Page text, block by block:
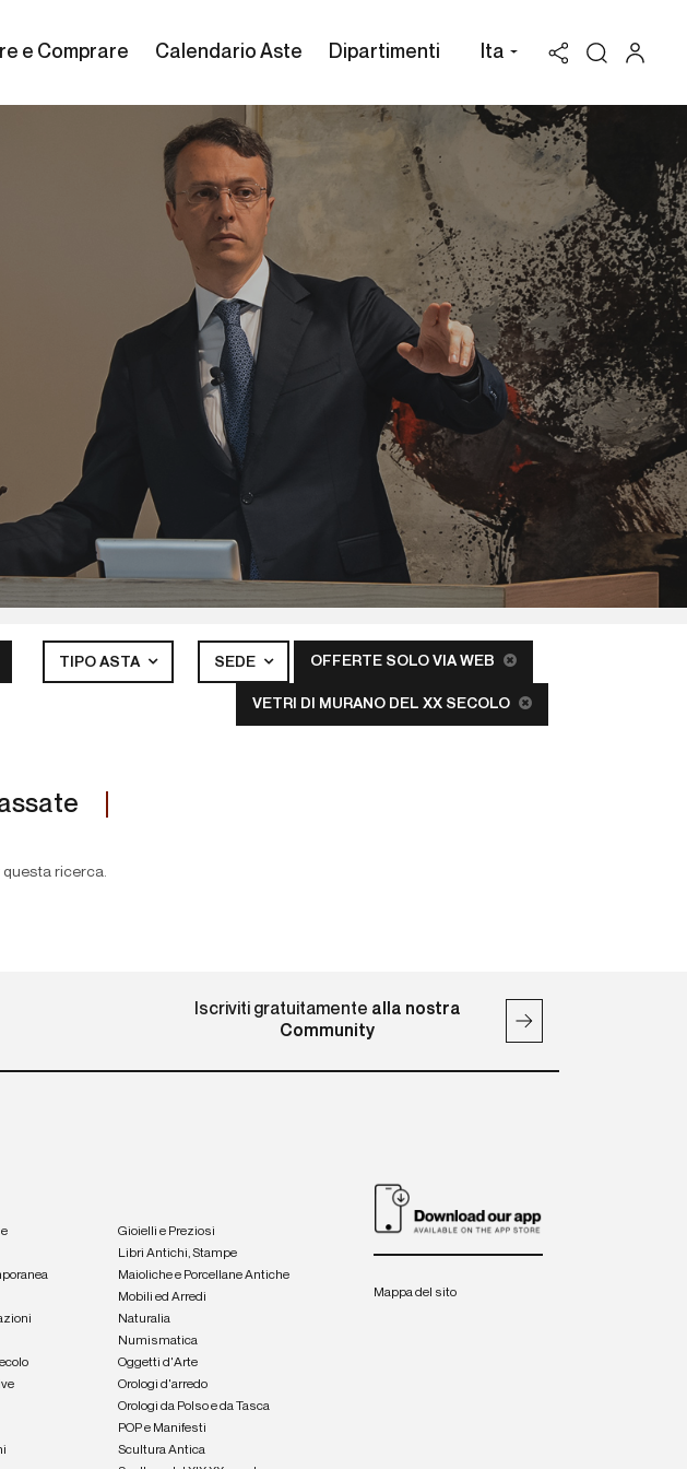
e Comprare Calendario Aste Dipartimenti Ita
TIPO ASTA SEDE OFFERTE SOLO VIA WEB
VETRI DI MURANO DEL XX SECOLO
ricerca.
Iscriviti gratuitamente alla nostra
Community
Gioielli e Preziosi
Libri Antichi, Stampe
Maioliche e Porcellane Antiche
Mobili ed Arredi
Naturalia
Numismatica
Oggetti d'Arte
Orologi d'arredo
Orologi da Polso e da Tasca
POP e Manifesti
Scultura Antica
Mappa del sito